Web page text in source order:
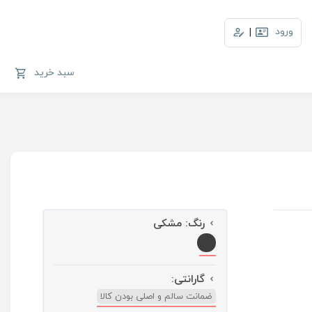
ورود |
سبد خرید
رنگ: مشکی
گارانتی:
ضمانت سالم و اصلی بودن کالا